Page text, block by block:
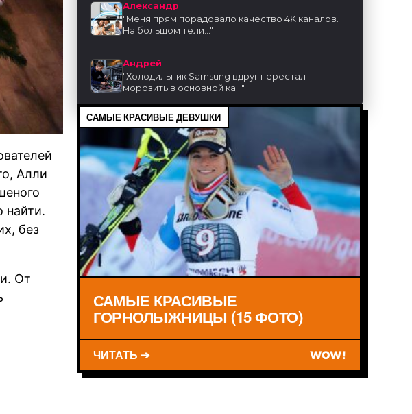
Алли
найти.
без
От
Александр
"Меня прям порадовало качество 4K каналов.
На большом тели..."
Андрей
"Холодильник Samsung вдруг перестал
морозить в основной ка..."
САМЫЕ КРАСИВЫЕ ДЕВУШКИ
САМЫЕ КРАСИВЫЕ
ГОРНОЛЫЖНИЦЫ (15 ФОТО)
ЧИТАТЬ ➔ WOW!